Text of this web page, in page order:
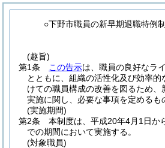
○下野市職員の新早期退職特例
(趣旨)
第1条
この告示は、職員の良好なラ
とともに、組織の活性化及び効率的
けての職員構成の改善を図るため
実施に関し、必要な事項を定めるも
(実施期間)
第2条
本制度は、平成20年4月1日か
での期間において実施する。
(対象職員)